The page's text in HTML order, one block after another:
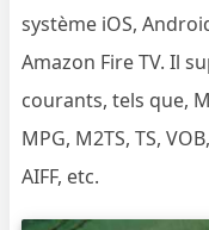
système iOS,
Amazon Fire TV. Il
courants, tels que,
MPG, M2TS, TS,
AIFF, etc.